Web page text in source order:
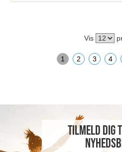
Vis
1 2 3 4
Tilmeld dig